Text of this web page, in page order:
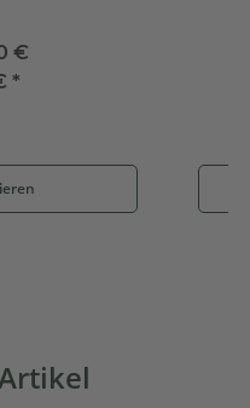
€
*